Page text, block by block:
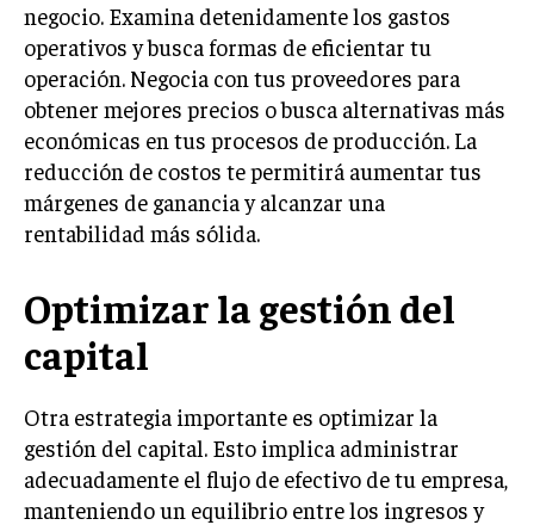
negocio. Examina detenidamente los gastos
operativos y busca formas de eficientar tu
operación. Negocia con tus proveedores para
obtener mejores precios o busca alternativas más
económicas en tus procesos de producción. La
reducción de costos te permitirá aumentar tus
márgenes de ganancia y alcanzar una
rentabilidad más sólida.
Optimizar la gestión del
capital
Otra estrategia importante es optimizar la
gestión del capital. Esto implica administrar
adecuadamente el flujo de efectivo de tu empresa,
manteniendo un equilibrio entre los ingresos y